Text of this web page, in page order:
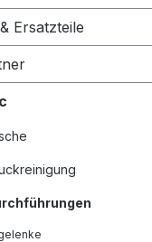
Ersatzteile